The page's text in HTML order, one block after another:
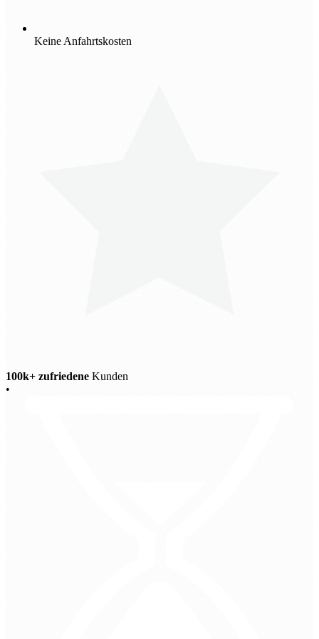
Keine Anfahrtskosten
100k+ zufriedene Kunden
•